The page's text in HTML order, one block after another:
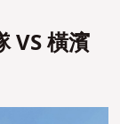
VS 橫濱